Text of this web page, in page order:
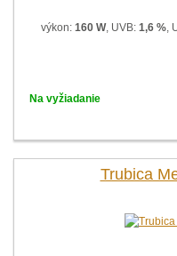
výkon: 160 W, UVB: 1,6 %,
Na vyžiadanie
Trubica